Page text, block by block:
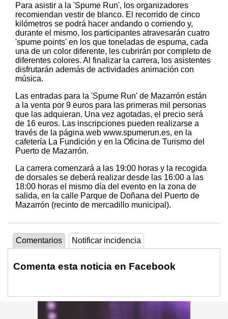
Para asistir a la 'Spume Run', los organizadores
recomiendan vestir de blanco. El recorrido de cinco
kilómetros se podrá hacer andando o corriendo y,
durante el mismo, los participantes atravesarán cuatro
'spume points' en los que toneladas de espuma, cada
una de un color diferente, les cubrirán por completo de
diferentes colores. Al finalizar la carrera, los asistentes
disfrutarán además de actividades animación con
música.
Las entradas para la 'Spume Run' de Mazarrón están
a la venta por 9 euros para las primeras mil personas
que las adquieran. Una vez agotadas, el precio será
de 16 euros. Las inscripciones pueden realizarse a
través de la página web www.spumerun.es, en la
cafetería La Fundición y en la Oficina de Turismo del
Puerto de Mazarrón.
La carrera comenzará a las 19:00 horas y la recogida
de dorsales se deberá realizar desde las 16:00 a las
18:00 horas el mismo día del evento en la zona de
salida, en la calle Parque de Doñana del Puerto de
Mazarrón (recinto de mercadillo municipal).
Comentarios Notificar incidencia
Comenta esta noticia en Facebook